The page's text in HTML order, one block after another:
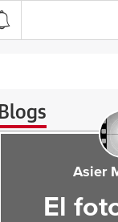
Blogs
Asier
El